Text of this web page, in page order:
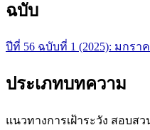
ฉบับ
ปีที่ 56 ฉบับที่ 1 (2025): มกรา
ประเภทบทความ
แนวทางการเฝ้าระวัง สอบ